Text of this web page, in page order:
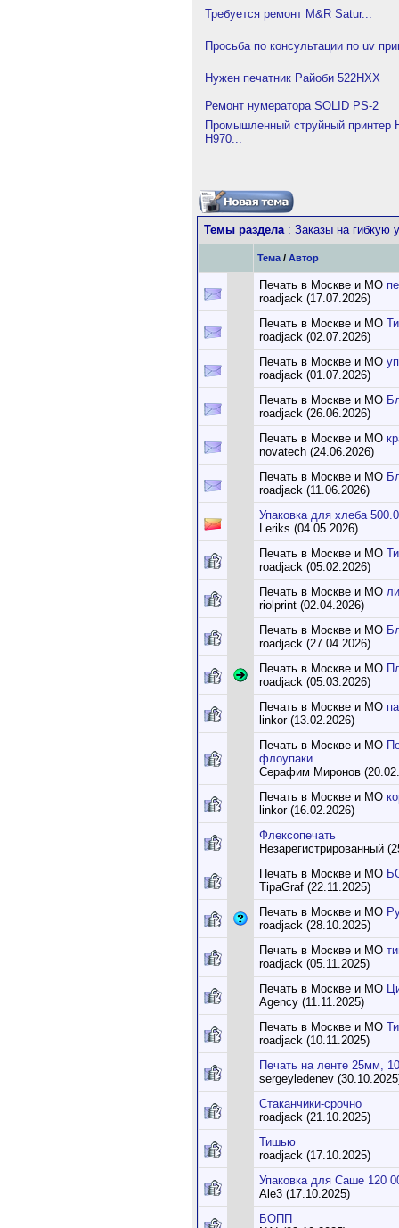
Требуется ремонт M&R Satur...
Просьба по консультации по uv
Нужен печатник Райоби 522HXX
Ремонт нумератора SOLID PS-2
Промышленный струйный принтер
H970...
Темы раздела: Заказы на гибкую
Тема / Автор
Печать в Москве и МО
roadjack (17.07.2026)
Печать в Москве и МО
roadjack (02.07.2026)
Печать в Москве и МО
roadjack (01.07.2026)
Печать в Москве и МО
roadjack (26.06.2026)
Печать в Москве и МО
novatech (24.06.2026)
Печать в Москве и МО
roadjack (11.06.2026)
Упаковка для хлеба
Leriks (04.05.2026)
Печать в Москве и МО
roadjack (05.02.2026)
Печать в Москве и МО
riolprint (02.04.2026)
Печать в Москве и МО
roadjack (27.04.2026)
Печать в Москве и МО
roadjack (05.03.2026)
Печать в Москве и МО
linkor (13.02.2026)
Печать в Москве и МО
флоупаки
Серафим Миронов
Печать в Москве и МО
linkor (16.02.2026)
Флексопечать
Незарегистрированный
Печать в Москве и МО
TipaGraf (22.11.2025)
Печать в Москве и МО
roadjack (28.10.2025)
Печать в Москве и МО
roadjack (05.11.2025)
Печать в Москве и МО
Agency (11.11.2025)
Печать в Москве и МО
roadjack (10.11.2025)
Печать на ленте 25мм,
sergeyledenev
Стаканчики-срочно
roadjack (21.10.2025)
Тишью
roadjack (17.10.2025)
Упаковка для Саше 120
Ale3 (17.10.2025)
БОПП